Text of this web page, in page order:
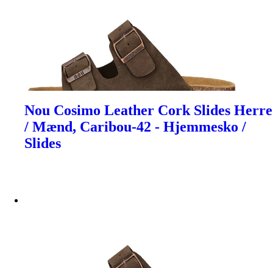
Nou Cosimo Leather Cork Slides Herre
/ Mænd, Caribou-42 - Hjemmesko /
Slides